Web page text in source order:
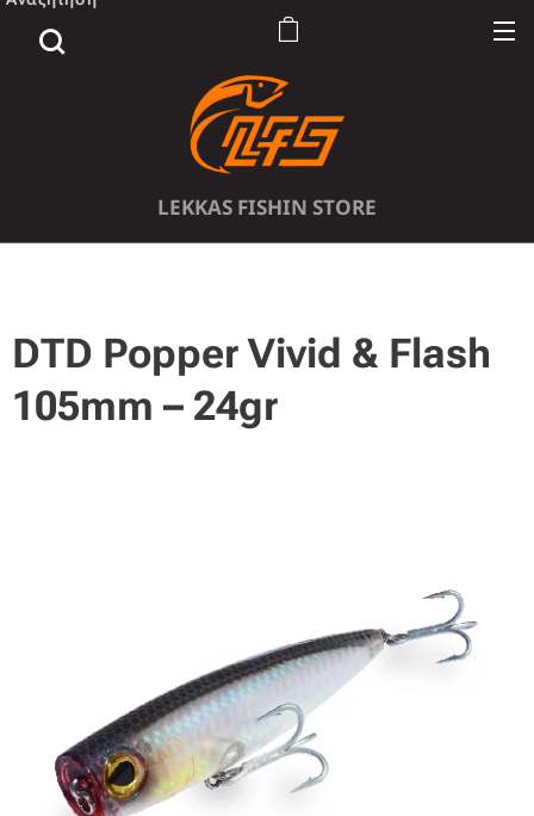
LEKKAS FISHIN STORE
DTD Popper Vivid & Flash
105mm – 24gr